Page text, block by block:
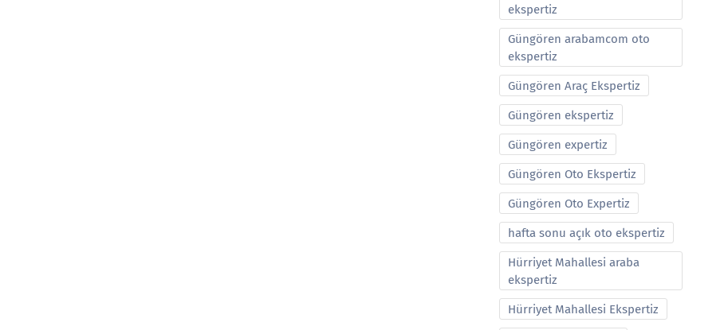
ekspertiz
Güngören arabamcom oto
ekspertiz
Güngören Araç Ekspertiz
Güngören ekspertiz
Güngören expertiz
Güngören Oto Ekspertiz
Güngören Oto Expertiz
hafta sonu açık oto ekspertiz
Hürriyet Mahallesi araba
ekspertiz
Hürriyet Mahallesi Ekspertiz